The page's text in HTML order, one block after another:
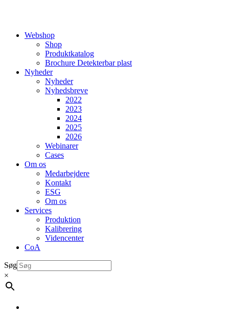
Webshop
Shop
Produktkatalog
Brochure Detekterbar plast
Nyheder
Nyheder
Nyhedsbreve
2022
2023
2024
2025
2026
Webinarer
Cases
Om os
Medarbejdere
Kontakt
ESG
Om os
Services
Produktion
Kalibrering
Videncenter
CoA
Søg
×